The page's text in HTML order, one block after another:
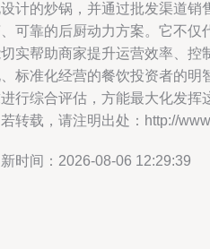
计的炒锅，并通过批发渠道销
可靠的后厨动力方案。它不仅
实帮助商家提升运营效率、控
标准化经营的餐饮投资者的明
行综合评估，方能最大化发挥
转载，请注明出处：http://
时间：2026-08-06 12:29:39